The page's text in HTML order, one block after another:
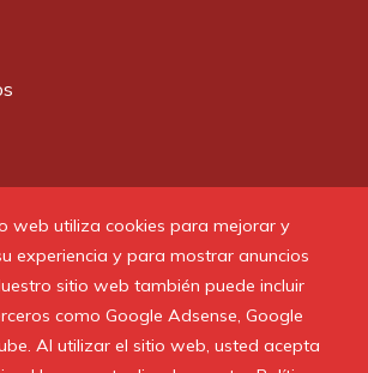
web utiliza cookies para mejorar y
experiencia y para mostrar anuncios
sitio web también puede incluir
como Google Adsense, Google
Al utilizar el sitio web, usted acepta
los derechos reservados.